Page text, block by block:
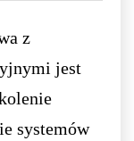
z
jest
systemów